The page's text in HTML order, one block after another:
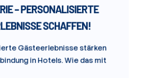
– PERSONALISIERTE
SCHAFFEN!
Gästeerlebnisse stärken
in Hotels. Wie das mit